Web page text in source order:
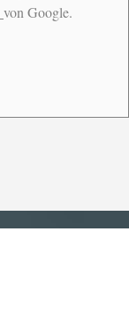
von Google.